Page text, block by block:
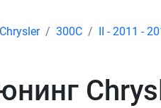
Chrysler 300C II - 2011 -